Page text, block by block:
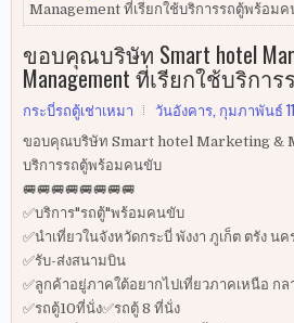
Management ที่เรียกใช้บริการรถตู้พร้อม
ขอบคุณบริษัท Smart hotel
Management ที่เรียกใช้บริก
กระบี่รถตู้เช่าเหมา วันอังคาร, กุมภาพันธ์
ขอบคุณบริษัท Smart hotel Marketing &
บริการรถตู้พร้อมคนขับ
🚐🚐🚐🚐🚐🚐🚐🚐
✅บริการ"รถตู้"พร้อมคนขับ
✅นำเที่ยวในจังหวัดกระบี่ พังงา ภูเก็ต ตรัง น
✅รับ-ส่งสนามบิน
✅ลูกค้าอยู่ภาคใต้อยากไปเที่ยวภาคเหนือ กล
✅รถตู้10ที่นั่ง✅รถตู้ 8 ที่นั่ง